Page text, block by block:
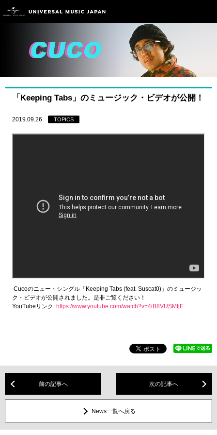
「Keeping Tabs」のミュージック・ビデオが公開！
2019.09.26 TOPICS
Cucoのニュー・シングル「Keeping Tabs (feat. Suscat0)」のミュージッ
ク・ビデオが公開されました。是非ご覧ください！
YouTubeリンク: https://www.youtube.com/watch?v=4iB8VUSMfjE
前の記事へ 次の記事へ
News一覧へ戻る